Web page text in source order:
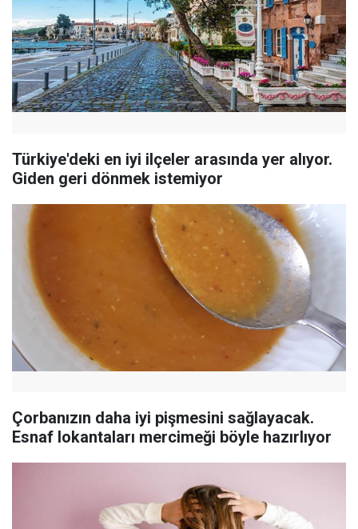
Türkiye'deki en iyi ilçeler arasında yer alıyor.
Giden geri dönmek istemiyor
Çorbanızın daha iyi pişmesini sağlayacak.
Esnaf lokantaları mercimeği böyle hazırlıyor